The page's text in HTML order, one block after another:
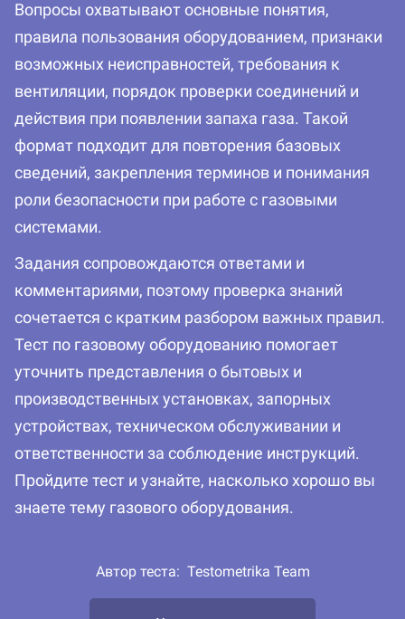
Вопросы охватывают основные понятия,
правила пользования оборудованием, признаки
возможных неисправностей, требования к
вентиляции, порядок проверки соединений и
действия при появлении запаха газа. Такой
формат подходит для повторения базовых
сведений, закрепления терминов и понимания
роли безопасности при работе с газовыми
системами.
Задания сопровождаются ответами и
комментариями, поэтому проверка знаний
сочетается с кратким разбором важных правил.
Тест по газовому оборудованию помогает
уточнить представления о бытовых и
производственных установках, запорных
устройствах, техническом обслуживании и
ответственности за соблюдение инструкций.
Пройдите тест и узнайте, насколько хорошо вы
знаете тему газового оборудования.
Автор теста: Testometrika Team